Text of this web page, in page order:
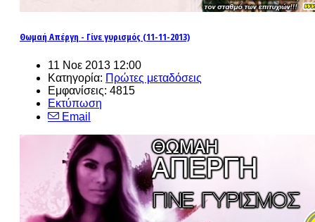
Θωμαή Απέργη - Γίνε γυρισμός (11-11-2013)
11 Νοε 2013 12:00
Κατηγορία: Πρώτες μεταδόσεις
Εμφανίσεις: 4815
Εκτύπωση
Email